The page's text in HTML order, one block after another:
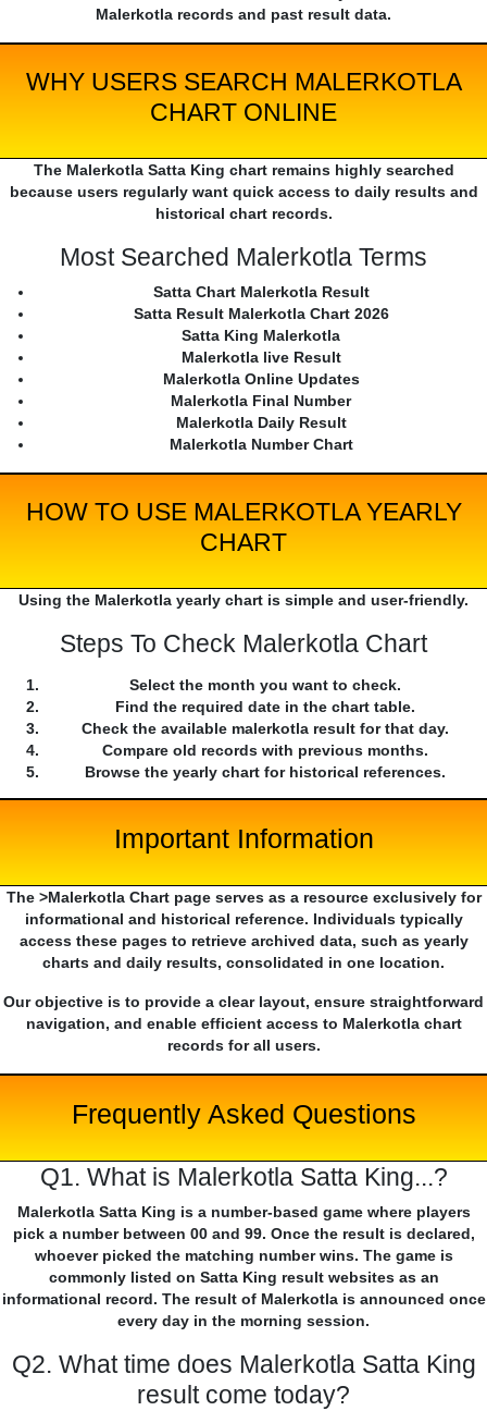
Malerkotla records and past result data.
WHY USERS SEARCH MALERKOTLA
CHART ONLINE
The Malerkotla Satta King chart remains highly searched
because users regularly want quick access to daily results and
historical chart records.
Most Searched Malerkotla Terms
Satta Chart Malerkotla Result
Satta Result Malerkotla Chart 2026
Satta King Malerkotla
Malerkotla live Result
Malerkotla Online Updates
Malerkotla Final Number
Malerkotla Daily Result
Malerkotla Number Chart
HOW TO USE MALERKOTLA YEARLY
CHART
Using the Malerkotla yearly chart is simple and user-friendly.
Steps To Check Malerkotla Chart
Select the month you want to check.
Find the required date in the chart table.
Check the available malerkotla result for that day.
Compare old records with previous months.
Browse the yearly chart for historical references.
Important Information
The >Malerkotla Chart page serves as a resource exclusively for
informational and historical reference. Individuals typically
access these pages to retrieve archived data, such as yearly
charts and daily results, consolidated in one location.
Our objective is to provide a clear layout, ensure straightforward
navigation, and enable efficient access to Malerkotla chart
records for all users.
Frequently Asked Questions
Q1. What is Malerkotla Satta King...?
Malerkotla Satta King is a number-based game where players
pick a number between 00 and 99. Once the result is declared,
whoever picked the matching number wins. The game is
commonly listed on Satta King result websites as an
informational record. The result of Malerkotla is announced once
every day in the morning session.
Q2. What time does Malerkotla Satta King
result come today?